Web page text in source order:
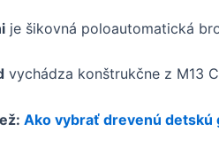
je šikovná poloautomatická
vychádza konštrukčne z M13
Ako vybrať drevenú detskú